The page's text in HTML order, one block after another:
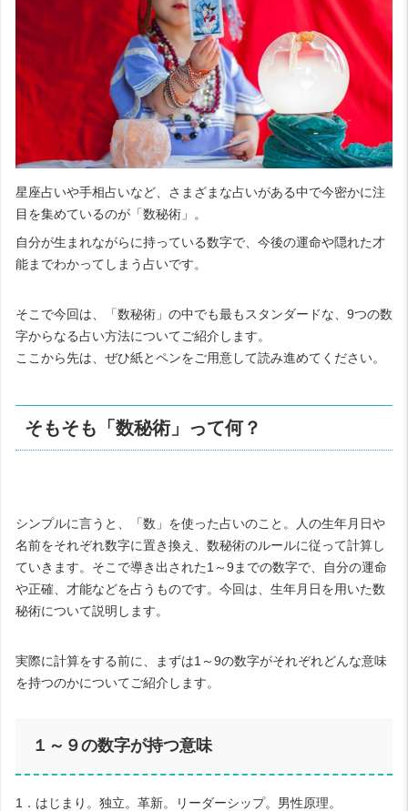
星座占いや手相占いなど、さまざまな占いがある中で今密かに注
目を集めているのが「数秘術」。
自分が生まれながらに持っている数字で、今後の運命や隠れた才
能までわかってしまう占いです。
そこで今回は、「数秘術」の中でも最もスタンダードな、 9つの数
字からなる占い方法についてご紹介します。
ここから先は、ぜひ紙とペンをご用意して読み進めてください。
そもそも「数秘術」って何？
シンプルに言うと、「数」を使った占いのこと。人の生年月日や
名前をそれぞれ数字に置き換え、数秘術のルールに従って計算し
ていきます。そこで導き出された1 ～9までの数字で、自分の運命
や正確、才能などを占うものです。今回は、生年月日を用いた数
秘術について説明します。
実際に計算をする前に、まずは1 ～9の数字がそれぞれどんな意味
を持つのかについてご紹介します。
１～９の数字が持つ意味
1 ．はじまり。独立。革新。リーダーシップ。男性原理。